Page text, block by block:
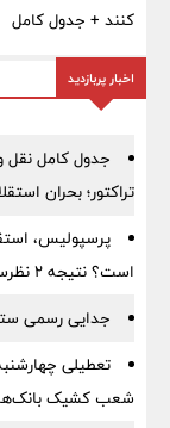
کنند + جدول کامل
اخبار پربازدید
جدول کامل نقل
تراکتور؛ بحران
پرسپولیس،
است؟ نتیجه ۲ نظرسنجی بزرگ
جدایی رسمی
شعب کشیک